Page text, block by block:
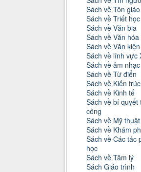
Sách về Tôn giáo
Sách về Triết học
Sách về Văn bia
Sách về Văn hóa
Sách về Văn kiện
Sách về lĩnh vực
Sách về âm nhạc
Sách về Từ điển
Sách về Kiến trúc
Sách về Kinh tế
Sách về bí quyết
công
Sách về Mỹ thuật
Sách về Khám
Sách về Các tác
học
Sách về Tâm lý
Sách Giáo trình